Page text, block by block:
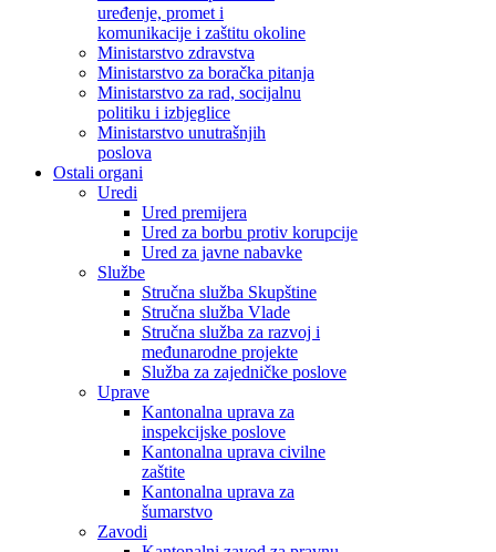
uređenje, promet i
komunikacije i zaštitu okoline
Ministarstvo zdravstva
Ministarstvo za boračka pitanja
Ministarstvo za rad, socijalnu
politiku i izbjeglice
Ministarstvo unutrašnjih
poslova
Ostali organi
Uredi
Ured premijera
Ured za borbu protiv korupcije
Ured za javne nabavke
Službe
Stručna služba Skupštine
Stručna služba Vlade
Stručna služba za razvoj i
međunarodne projekte
Služba za zajedničke poslove
Uprave
Kantonalna uprava za
inspekcijske poslove
Kantonalna uprava civilne
zaštite
Kantonalna uprava za
šumarstvo
Zavodi